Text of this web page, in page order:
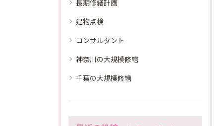
長期修繕計画
建物点検
コンサルタント
神奈川の大規模修繕
千葉の大規模修繕